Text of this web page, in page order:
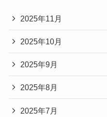
2025年11月
2025年10月
2025年9月
2025年8月
2025年7月